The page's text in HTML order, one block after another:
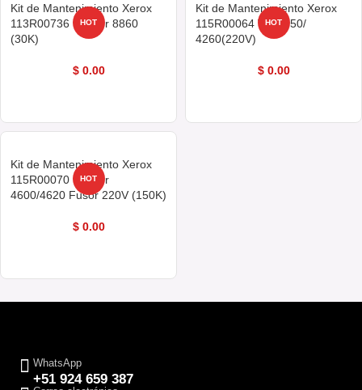
Kit de Mantenimiento Xerox
113R00736 Phaser 8860
(30K)
$0.00
HOT
Kit de Mantenimiento Xerox
115R00064 Wc 4250/
4260(220V)
$0.00
HOT
Kit de Mantenimiento Xerox
115R00070 Phaser
4600/4620 Fusor 220V (150K)
$0.00
HOT
WhatsApp
+51 924 659 387